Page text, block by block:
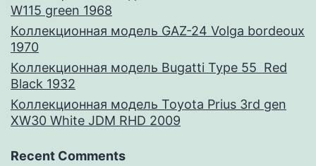
W115 green 1968
Коллекционная модель GAZ-24 Volga bordeoux
1970
Коллекционная модель Bugatti Type 55 Red
Black 1932
Коллекционная модель Toyota Prius 3rd gen
XW30 White JDM RHD 2009
Recent Comments